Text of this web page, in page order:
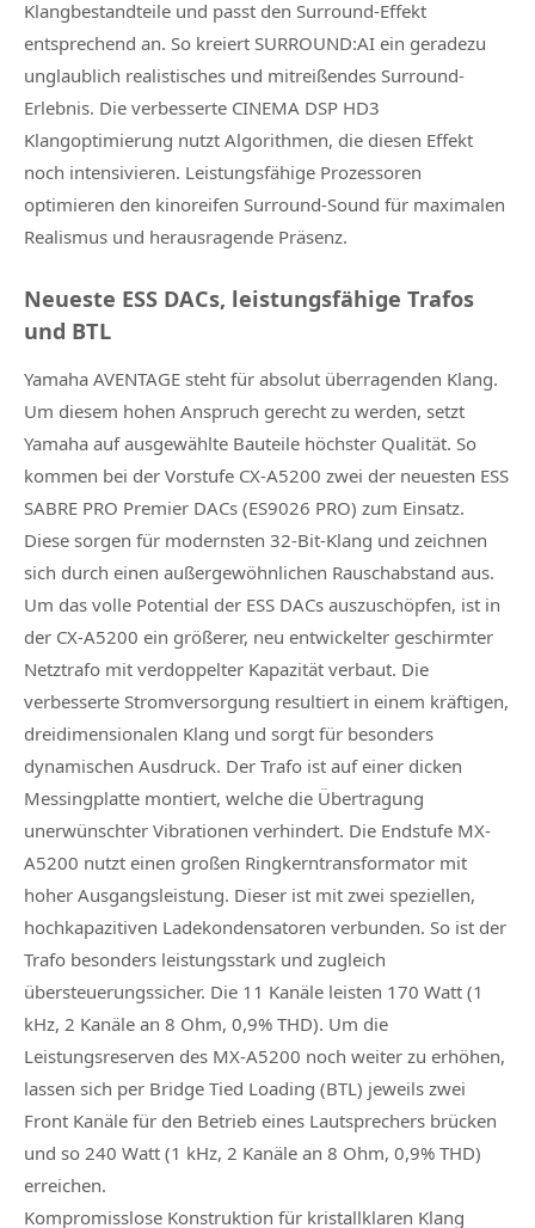
Klangbestandteile und passt den Surround-Effekt
entsprechend an. So kreiert SURROUND:AI ein geradezu
unglaublich realistisches und mitreißendes Surround-
Erlebnis. Die verbesserte CINEMA DSP HD3
Klangoptimierung nutzt Algorithmen, die diesen Effekt
noch intensivieren. Leistungsfähige Prozessoren
optimieren den kinoreifen Surround-Sound für maximalen
Realismus und herausragende Präsenz.
Neueste ESS DACs, leistungsfähige Trafos
und BTL
Yamaha AVENTAGE steht für absolut überragenden Klang.
Um diesem hohen Anspruch gerecht zu werden, setzt
Yamaha auf ausgewählte Bauteile höchster Qualität. So
kommen bei der Vorstufe CX-A5200 zwei der neuesten ESS
SABRE PRO Premier DACs (ES9026 PRO) zum Einsatz.
Diese sorgen für modernsten 32-Bit-Klang und zeichnen
sich durch einen außergewöhnlichen Rauschabstand aus.
Um das volle Potential der ESS DACs auszuschöpfen, ist in
der CX-A5200 ein größerer, neu entwickelter geschirmter
Netztrafo mit verdoppelter Kapazität verbaut. Die
verbesserte Stromversorgung resultiert in einem kräftigen,
dreidimensionalen Klang und sorgt für besonders
dynamischen Ausdruck. Der Trafo ist auf einer dicken
Messingplatte montiert, welche die Übertragung
unerwünschter Vibrationen verhindert. Die Endstufe MX-
A5200 nutzt einen großen Ringkerntransformator mit
hoher Ausgangsleistung. Dieser ist mit zwei speziellen,
hochkapazitiven Ladekondensatoren verbunden. So ist der
Trafo besonders leistungsstark und zugleich
übersteuerungssicher. Die 11 Kanäle leisten 170 Watt (1
kHz, 2 Kanäle an 8 Ohm, 0,9% THD). Um die
Leistungsreserven des MX-A5200 noch weiter zu erhöhen,
lassen sich per Bridge Tied Loading (BTL) jeweils zwei
Front Kanäle für den Betrieb eines Lautsprechers brücken
und so 240 Watt (1 kHz, 2 Kanäle an 8 Ohm, 0,9% THD)
erreichen.
Kompromisslose Konstruktion für kristallklaren Klang